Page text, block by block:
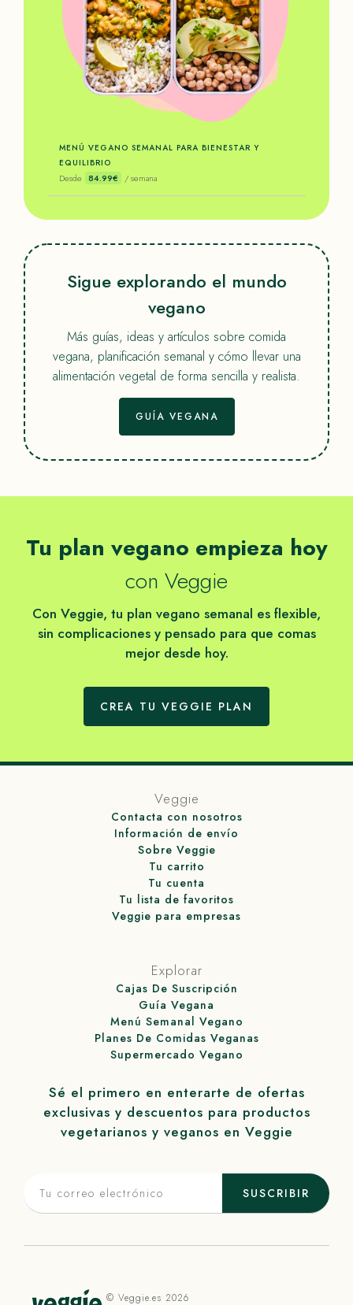
MENÚ VEGANO SEMANAL PARA BIENESTAR Y
EQUILIBRIO
Desde 84.99€ / semana
Sigue explorando el mundo
vegano
Más guías, ideas y artículos sobre comida
vegana, planificación semanal y cómo llevar una
alimentación vegetal de forma sencilla y realista.
GUÍA VEGANA
Tu plan vegano empieza hoy
con Veggie
Con Veggie, tu plan vegano semanal es flexible,
sin complicaciones y pensado para que comas
mejor desde hoy.
CREA TU VEGGIE PLAN
Veggie
Contacta con nosotros
Información de envío
Sobre Veggie
Tu carrito
Tu cuenta
Tu lista de favoritos
Veggie para empresas
Explorar
Cajas De Suscripción
Guía Vegana
Menú Semanal Vegano
Planes De Comidas Veganas
Supermercado Vegano
Sé el primero en enterarte de ofertas
exclusivas y descuentos para productos
vegetarianos y veganos en Veggie
SUSCRIBIR
© Veggie.es 2026